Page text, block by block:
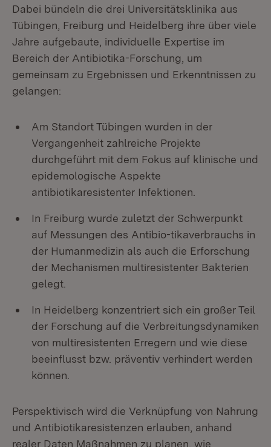
Dabei bündeln die drei Universitätsklinika aus
Tübingen, Freiburg und Heidelberg ihre über viele
Jahre aufgebaute, individuelle Expertise im
Bereich der Antibiotika-Forschung, um
gemeinsam zu Ergebnissen und Erkenntnissen zu
gelangen:
Am Standort Tübingen wurden in der
Vergangenheit zahlreiche Projekte
durchgeführt mit dem Fokus auf klinische und
epidemologische Aspekte
antibiotikaresistenter Infektionen.
In Freiburg wurde zuletzt der Schwerpunkt
auf Messungen des Antibio-tikaverbrauchs in
der Humanmedizin als auch die Erforschung
der Mechanismen multiresistenter Bakterien
gelegt.
In Heidelberg konzentriert sich ein großer Teil
der Forschung auf die Verbreitungsdynamiken
von multiresistenten Erregern und wie diese
beeinflusst bzw. präventiv verhindert werden
können.
Perspektivisch wird die Verknüpfung von Nahrung
und Antibiotikaresistenzen erlauben, anhand
realer Daten Maßnahmen zu planen, wie